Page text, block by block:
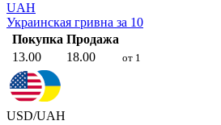
UAH
Украинская гривна за 10
Покупка Продажа
13.00
18.00 от 1
USD/UAH